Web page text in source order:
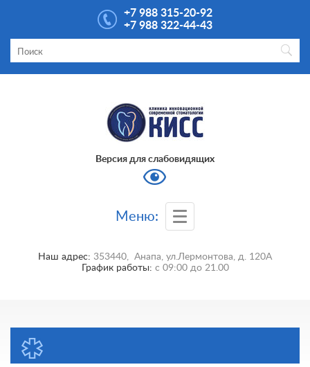
+7 988 315-20-92
+7 988 322-44-43
Версия для слабовидящих
Меню:
Наш адрес: 353440, Анапа, ул.Лермонтова, д. 120А
График работы: с 09:00до 21.00